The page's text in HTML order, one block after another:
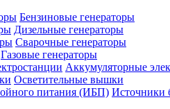
Бензиновые генераторы
Дизельные генераторы
Сварочные генераторы
Газовые генераторы
Аккумуляторные
Осветительные вышки
Источники